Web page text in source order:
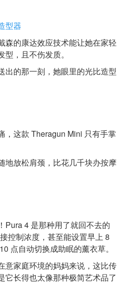
型器
森的康达效应技术能让她在家轻
，且不伤发质。
出的那一刻，她眼里的光比造型
，这款 Theragun Mini 只有手掌
地放松肩颈，比花几千块办按摩
Pura 4 是那种用了就回不去的
控制浓度，甚至能设置早上 8
点自动切换成助眠的薰衣草。
意家庭环境的妈妈来说，这比传
它长得也太像那种极简艺术品了